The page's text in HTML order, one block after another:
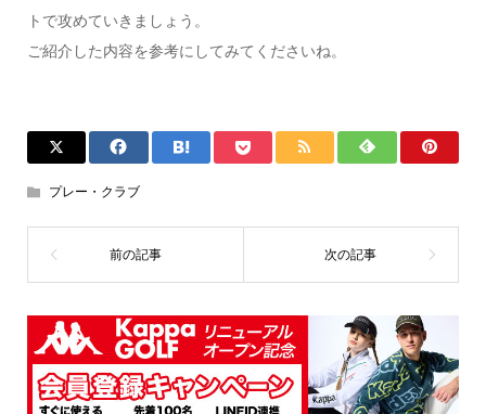
トで攻めていきましょう。
ご紹介した内容を参考にしてみてくださいね。
プレー・クラブ